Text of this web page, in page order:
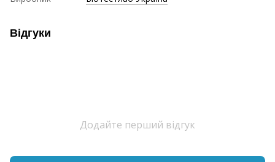
Відгуки
Додайте перший відгук